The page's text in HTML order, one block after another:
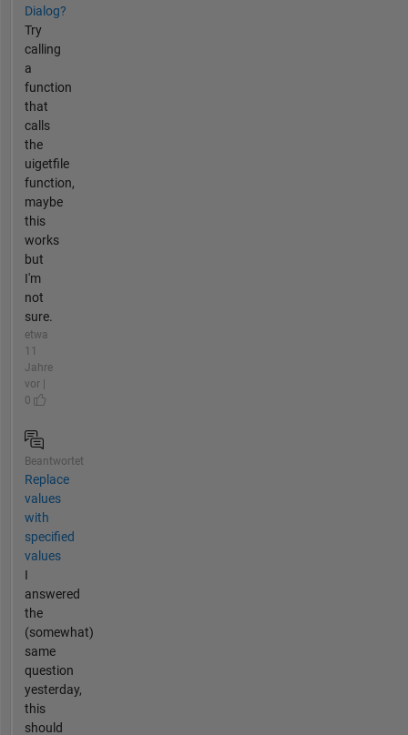
Dialog?
Try
calling
a
function
that
calls
the
uigetfile
function,
maybe
this
works
but
I'm
not
sure.
etwa
11
Jahre
vor |
0
Beantwortet
Replace
values
with
specified
values
I
answered
the
(somewhat)
same
question
yesterday,
this
should